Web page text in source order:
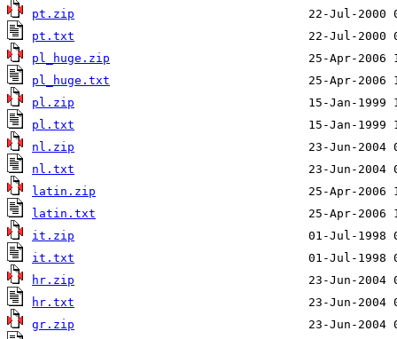
pt.zip
pt.txt
pl_huge.zip
pl_huge.txt
pl.zip
pl.txt
nl.zip
nl.txt
latin.zip
latin.txt
it.zip
it.txt
hr.zip
hr.txt
gr.zip